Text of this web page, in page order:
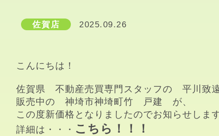
佐賀店 2025.09.26
こんにちは！
佐賀県　不動産売買専門スタッフの　平川致
販売中の　神埼市神埼町竹　戸建　が、
この度新価格となりましたのでお知らせしま
詳細は・・・ こちら